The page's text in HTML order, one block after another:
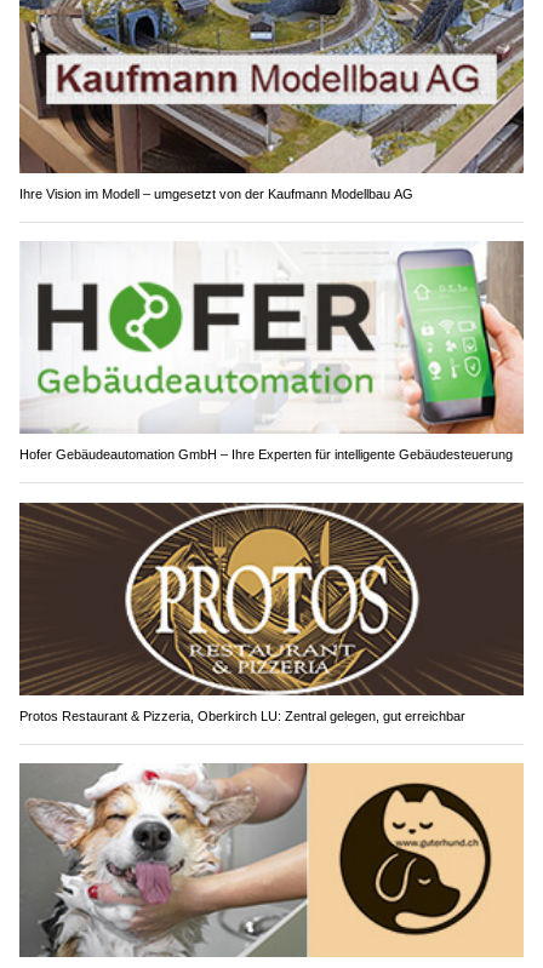
Ihre Vision im Modell – umgesetzt von der Kaufmann Modellbau AG
Hofer Gebäudeautomation GmbH – Ihre Experten für intelligente Gebäudesteuerung
Protos Restaurant & Pizzeria, Oberkirch LU: Zentral gelegen, gut erreichbar